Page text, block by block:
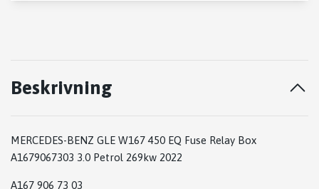
Beskrivning
MERCEDES-BENZ GLE W167 450 EQ Fuse Relay Box
A1679067303 3.0 Petrol 269kw 2022
A167 906 73 03